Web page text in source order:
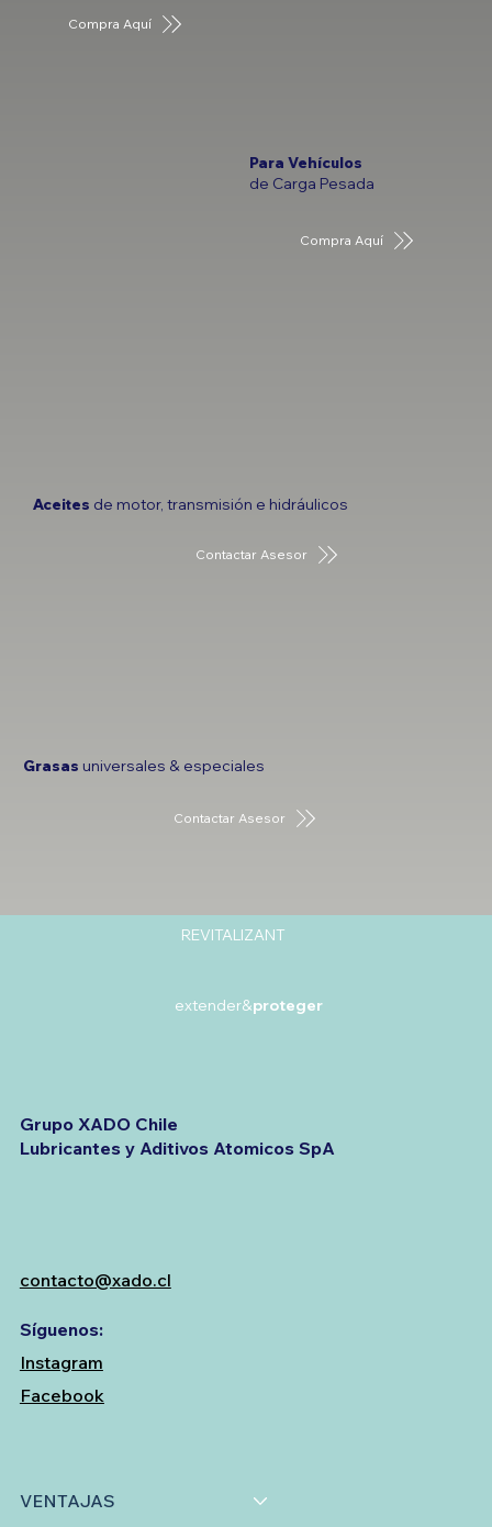
Aceites de motor, transmisión e hidráulicos
Contactar Asesor
Grasas universales & especiales
Contactar Asesor
Compra Aquí
Para Vehículos
de Carga Pesada
Compra Aquí
VENTAJAS
Síguenos:
Instagram
Facebook
Grupo XADO Chile
Lubricantes y Aditivos Atomicos SpA
contacto@xado.cl
extender&proteger
REVITALIZANT